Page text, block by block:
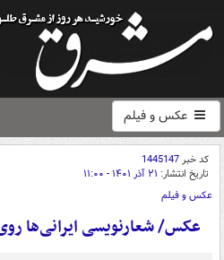
عکس و فیلم
کد خبر1445147
تاریخ انتشار: ۲۱ آذر ۱۴۰۱ - ۱۱:۰۰
عکس و فیلم
عکس/ شعارنویسی ایرانی‌ها